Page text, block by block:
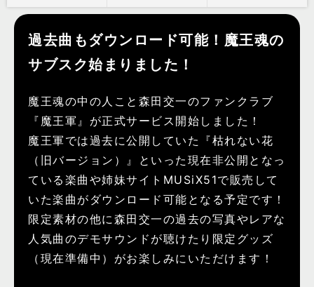
過去曲もダウンロード可能！魔王魂の
サブスク始まりました！
魔王魂の中の人こと森田交一のファンクラブ
『魔王軍』が正式サービス開始しました！
魔王軍では過去に公開していた『枯れない花
（旧バージョン）』といった現在非公開となっ
ている楽曲や姉妹サイトMUSiX51で販売して
いた楽曲がダウンロード可能となる予定です！
限定素材の他に森田交一の過去の写真やレアな
人気曲のデモサウンドが聴けたり限定グッズ
（現在準備中）がお楽しみにいただけます！